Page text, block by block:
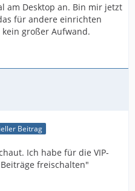
am Desktop an. Bin mir jetzt
für andere einrichten
großer Aufwand.
Beitrag
Ich habe für die VIP-
freischalten"